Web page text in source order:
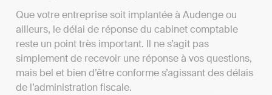
Que votre entreprise soit implantée à Audenge ou
ailleurs, le délai de réponse du cabinet comptable
reste un point très important. Il ne s’agit pas
simplement de recevoir une réponse à vos questions,
mais bel et bien d’être conforme s’agissant des délais
de l’administration fiscale.